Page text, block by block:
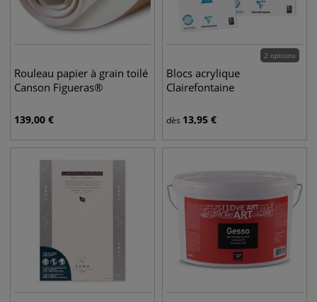
Rouleau papier à grain toilé
Canson Figueras®
139,00 €
2 options
Blocs acrylique
Clairefontaine
dès 13,95 €